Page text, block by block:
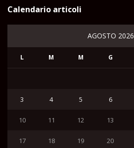
Calendario articoli
AGOSTO 2026
L M M G
3 4 5 6
10 11 12 13
17 18 19 20